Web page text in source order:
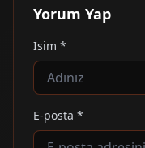
Yorum Yap
İsim *
E-posta *